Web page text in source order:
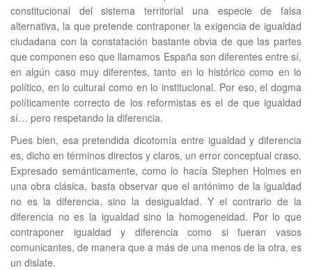
constitucional del sistema territorial una especie de falsa
alternativa, la que pretende contraponer la exigencia de igualdad
ciudadana con la constatación bastante obvia de que las partes
que componen eso que llamamos España son diferentes entre sí,
en algún caso muy diferentes, tanto en lo histórico como en lo
político, en lo cultural como en lo institucional. Por eso, el dogma
políticamente correcto de los reformistas es el de que igualdad
sí… pero respetando la diferencia.
Pues bien, esa pretendida dicotomía entre igualdad y diferencia
es, dicho en términos directos y claros, un error conceptual craso.
Expresado semánticamente, como lo hacía Stephen Holmes en
una obra clásica, basta observar que el antónimo de la igualdad
no es la diferencia, sino la desigualdad. Y el contrario de la
diferencia no es la igualdad sino la homogeneidad. Por lo que
contraponer igualdad y diferencia como si fueran vasos
comunicantes, de manera que a más de una menos de la otra, es
un dislate.